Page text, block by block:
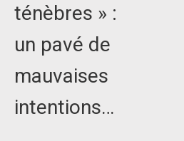
ténèbres » :
un pavé de
mauvaises
intentions…